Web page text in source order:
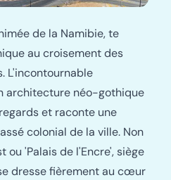
de la Namibie, te
au croisement des
L'incontournable
architecture néo-gothique
et raconte une
colonial de la ville. Non
ou 'Palais de l'Encre', siège
dresse fièrement au cœur